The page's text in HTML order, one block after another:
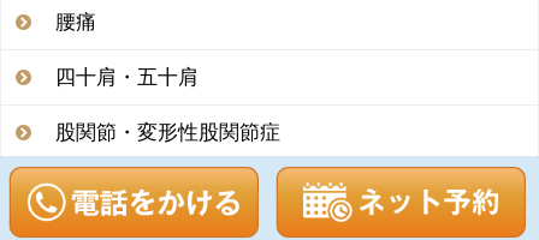
腰痛
四十肩・五十肩
股関節・変形性股関節症
膝関節・変形性膝関節症